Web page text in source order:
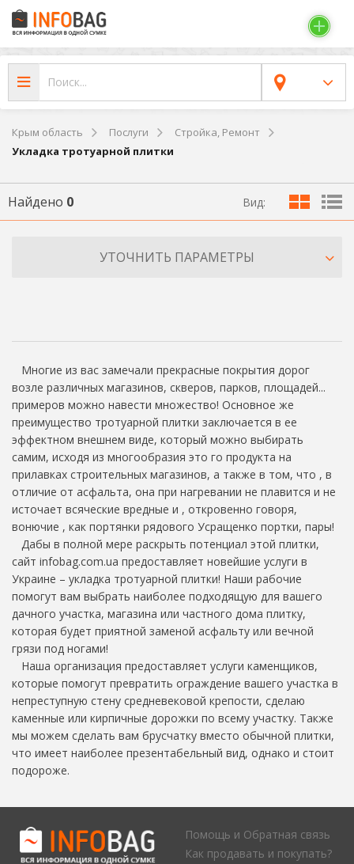
Крым область Послуги
Стройка, Ремонт
Укладка тротуарной плитки
Найдено 0 Вид:
УТОЧНИТЬ ПАРАМЕТРЫ
Многие из вас замечали прекрасные покрытия дорог
возле различных магазинов, скверов, парков, площадей...
примеров можно навести множество! Основное же
преимущество тротуарной плитки заключается в ее
эффектном внешнем виде, который можно выбирать
самим, исходя из многообразия это го продукта на
прилавках строительных магазинов, а также в том, что , в
отличие от асфальта, она при нагревании не плавится и не
источает всяческие вредные и , откровенно говоря,
вонючие , как портянки рядового Усращенко портки, пары!
Дабы в полной мере раскрыть потенциал этой плитки,
сайт infobag.com.ua предоставляет новейшие услуги в
Украине – укладка тротуарной плитки! Наши рабочие
помогут вам выбрать наиболее подходящую для вашего
дачного участка, магазина или частного дома плитку,
которая будет приятной заменой асфальту или вечной
грязи под ногами!
Наша организация предоставляет услуги каменщиков,
которые помогут превратить ограждение вашего участка в
непреступную стену средневековой крепости, сделаю
каменные или кирпичные дорожки по всему участку. Также
мы можем сделать вам брусчатку вместо обычной плитки,
что имеет наиболее презентабельный вид, однако и стоит
подороже.
Помощь и Обратная связь
Как продавать и покупать?